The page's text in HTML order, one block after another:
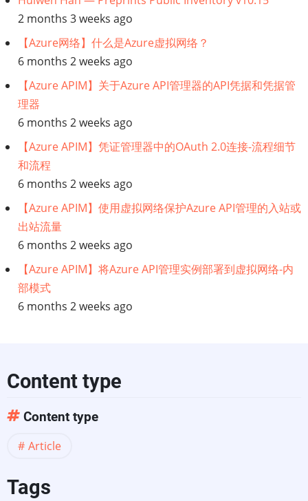
2 months 3 weeks ago
【Azure网络】什么是Azure虚拟网络？
6 months 2 weeks ago
【Azure APIM】关于Azure API管理器的API凭据和凭据管
理器
6 months 2 weeks ago
【Azure APIM】凭证管理器中的OAuth 2.0连接-流程细节
和流程
6 months 2 weeks ago
【Azure APIM】使用虚拟网络保护Azure API管理的入站或
出站流量
6 months 2 weeks ago
【Azure APIM】将Azure API管理实例部署到虚拟网络-内
部模式
6 months 2 weeks ago
Content type
Content type
Article
Tags